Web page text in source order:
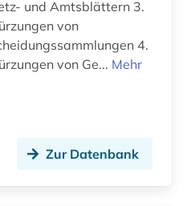
betriebsverfassungsrecht (1)
(4)
und Amtsblättern 3.
von
4.
von Ge... Mehr
Zur Datenbank